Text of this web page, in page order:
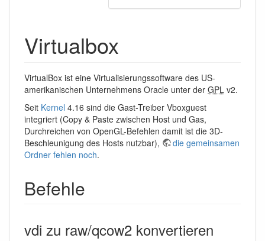
Virtualbox
VirtualBox ist eine Virtualisierungssoftware des US-
amerikanischen Unternehmens Oracle unter der GPL v2.
Seit Kernel 4.16 sind die Gast-Treiber Vboxguest
integriert (Copy & Paste zwischen Host und Gas,
Durchreichen von OpenGL-Befehlen damit ist die 3D-
Beschleunigung des Hosts nutzbar),
die gemeinsamen
Ordner fehlen noch.
Befehle
vdi zu raw/qcow2 konvertieren